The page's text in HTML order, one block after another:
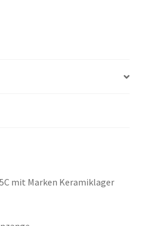
mit Marken Keramiklager